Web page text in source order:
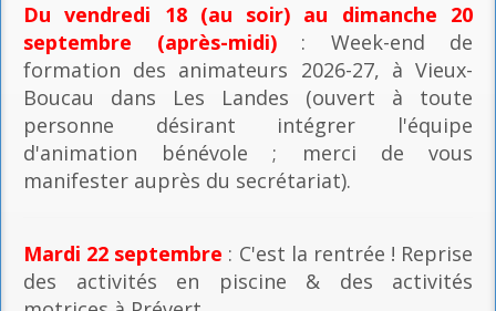
Du vendredi 18 (au soir) au dimanche 20
septembre (après-midi): Week-end de
formation des animateurs 2026-27, à Vieux-
Boucau dans Les Landes (ouvert à toute
personne désirant intégrer l'équipe
d'animation bénévole ; merci de vous
manifester auprès du secrétariat).
Mardi 22 septembre : C'est la rentrée ! Reprise
des activités en piscine & des activités